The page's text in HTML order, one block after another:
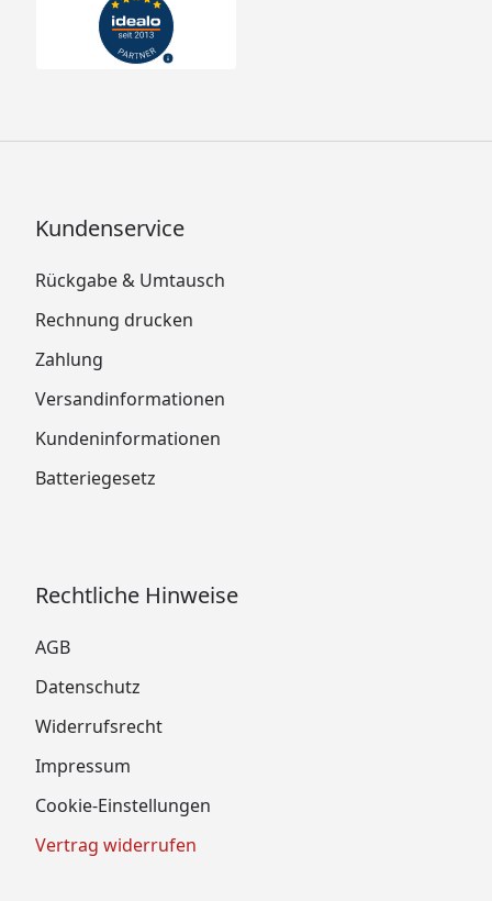
Kundenservice
Rückgabe & Umtausch
Rechnung drucken
Zahlung
Versandinformationen
Kundeninformationen
Batteriegesetz
Rechtliche Hinweise
AGB
Datenschutz
Widerrufsrecht
Impressum
Cookie-Einstellungen
Vertrag widerrufen